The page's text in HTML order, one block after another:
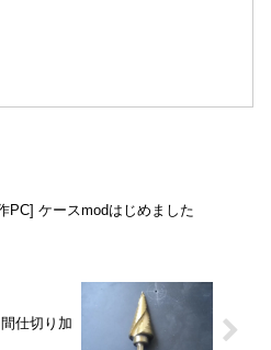
PC] ケースmodはじめました
仕切り加